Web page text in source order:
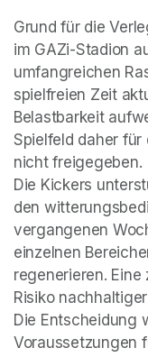
Grund für die
im GAZi-Stadion
umfangreichen
spielfreien Zeit
Belastbarkeit
Spielfeld daher
nicht freigegeben.
Die Kickers
den
vergangenen
einzelnen
regenerieren.
Risiko
Die Entscheidung
Voraussetzungen